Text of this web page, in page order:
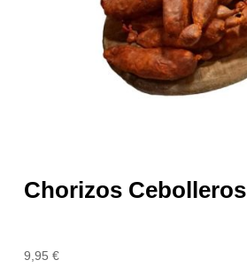
Chorizos Cebolleros
9,95€